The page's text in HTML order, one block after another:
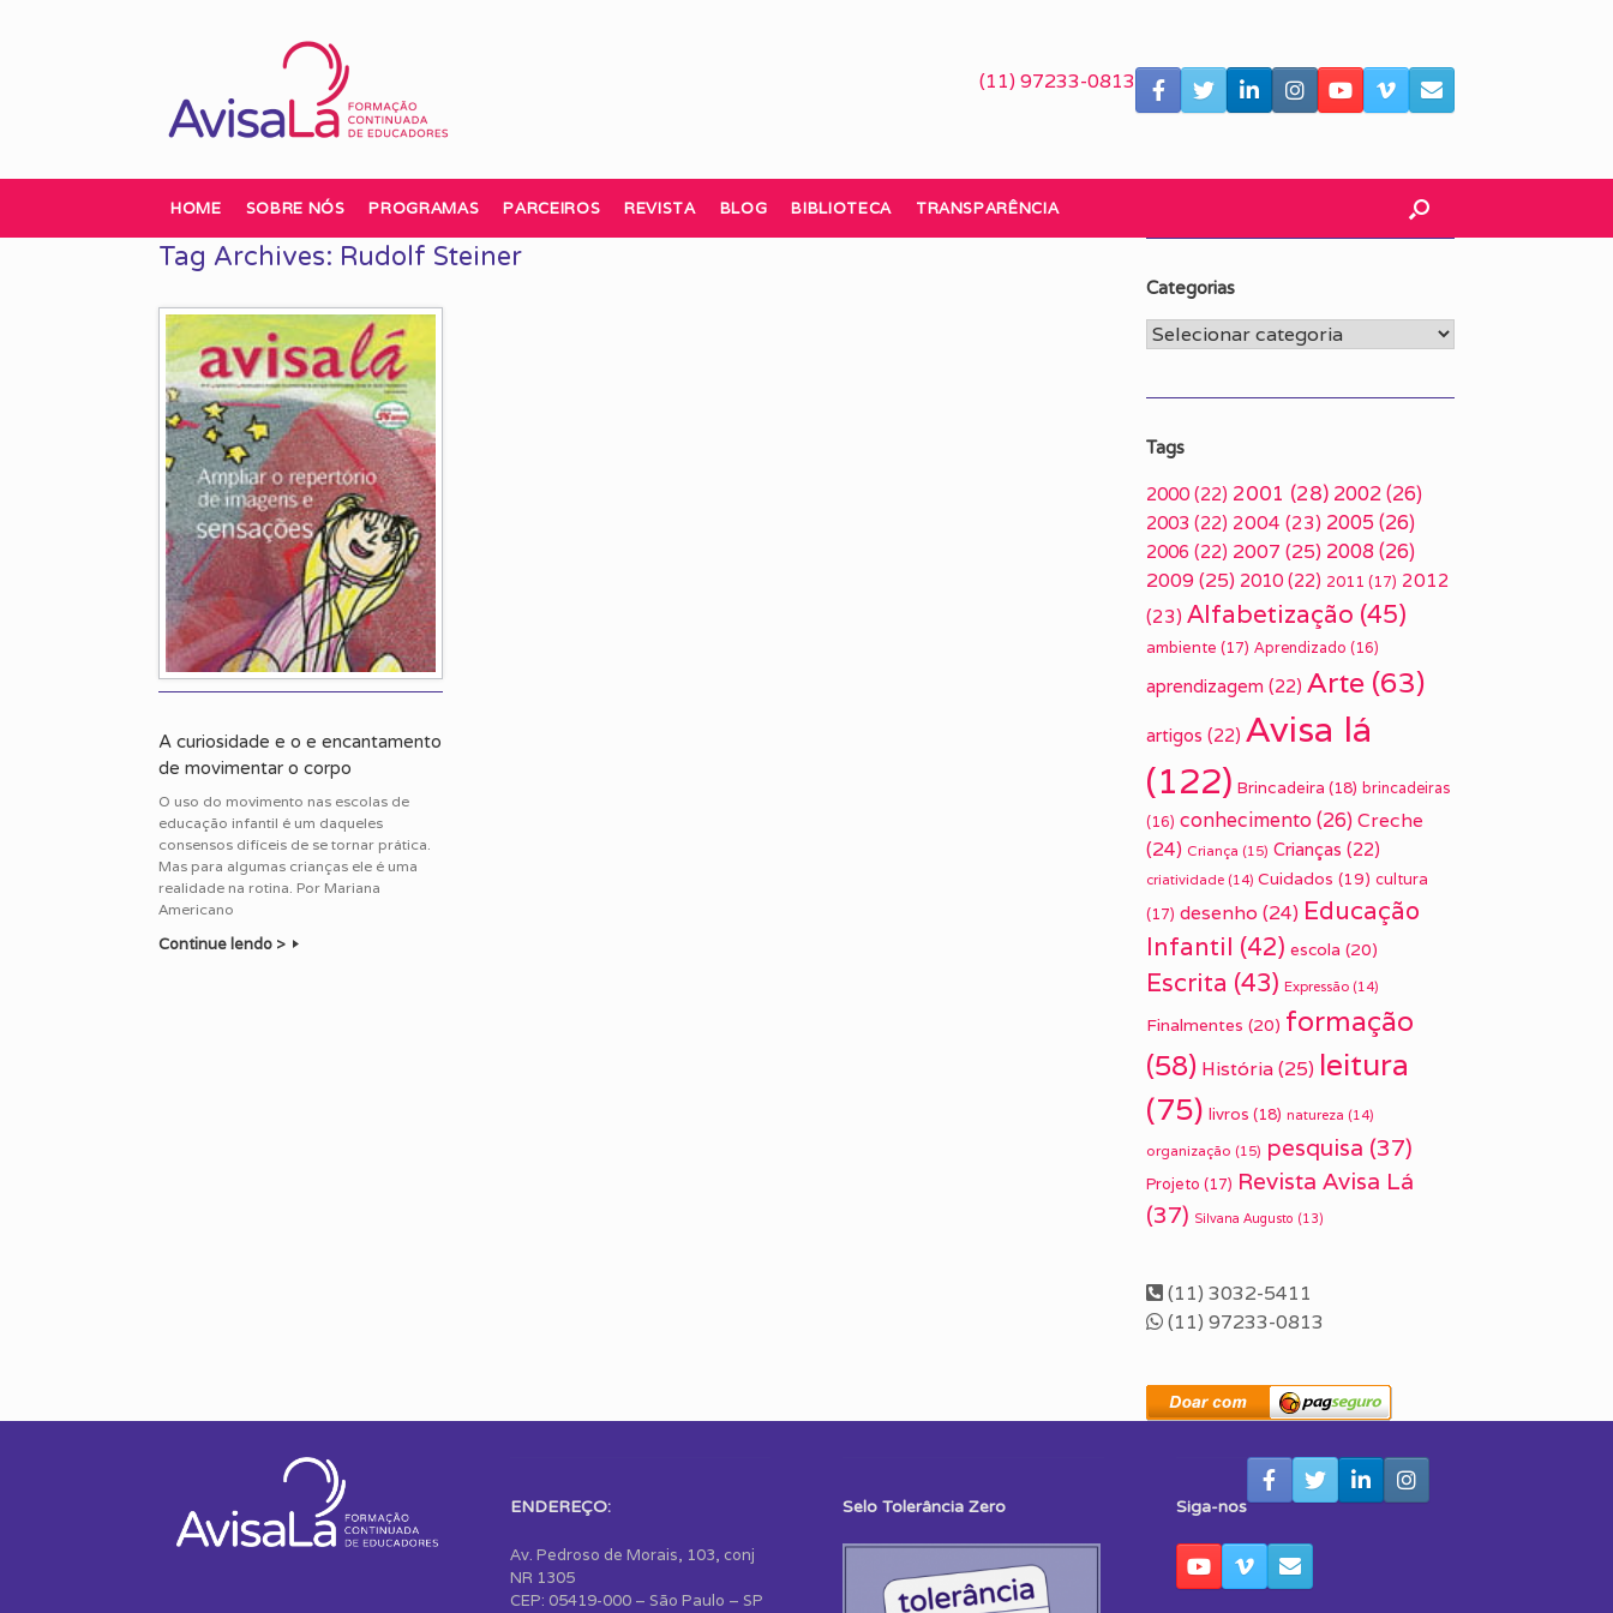
(11) 97233-0813
HOME SOBRE NÓS PROGRAMAS PARCEIROS REVISTA BLOG BIBLIOTECA TRANSPARÊNCIA
Tag Archives: Rudolf Steiner
A curiosidade e o e encantamento
de movimentar o corpo
O uso do movimento nas escolas de
educação infantil é um daqueles
consensos difíceis de se tornar prática.
Mas para algumas crianças ele é uma
realidade na rotina. Por Mariana
Americano
Continue lendo >
Categorias
Categorias
Tags
2000 (22) 2001 (28) 2002(26)
2003 (22) 2004 (23) 2005 (26)
2006 (22) 2007 (25) 2008(26)
2009(25) 2010 (22) 2011 (17) 2012
(23) Alfabetização (45)
ambiente (17) Aprendizado (16)
aprendizagem (22) Arte (63)
artigos (22) Avisa lá
(122) Brincadeira (18) brincadeiras
(16) conhecimento(26) Creche
(24) Criança (15) Crianças (22)
criatividade (14) Cuidados (19) cultura
(17) desenho (24) Educação
Infantil (42) escola (20)
Escrita (43) Expressão (14)
Finalmentes (20) formação
(58) História(25) leitura
(75) livros (18) natureza (14)
organização (15) pesquisa (37)
Projeto (17) Revista Avisa Lá
(37) Silvana Augusto (13)
(11) 3032-5411
(11) 97233-0813
ENDEREÇO:
Av. Pedroso de Morais, 103, conj
NR 1305
CEP: 05419-000 – São Paulo – SP
Selo Tolerância Zero Siga-nos